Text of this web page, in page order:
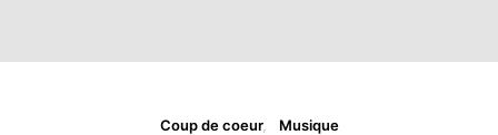
Coup de coeur Musique